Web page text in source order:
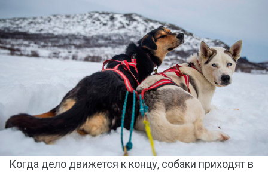
Когда дело движется к концу, собаки приходят в